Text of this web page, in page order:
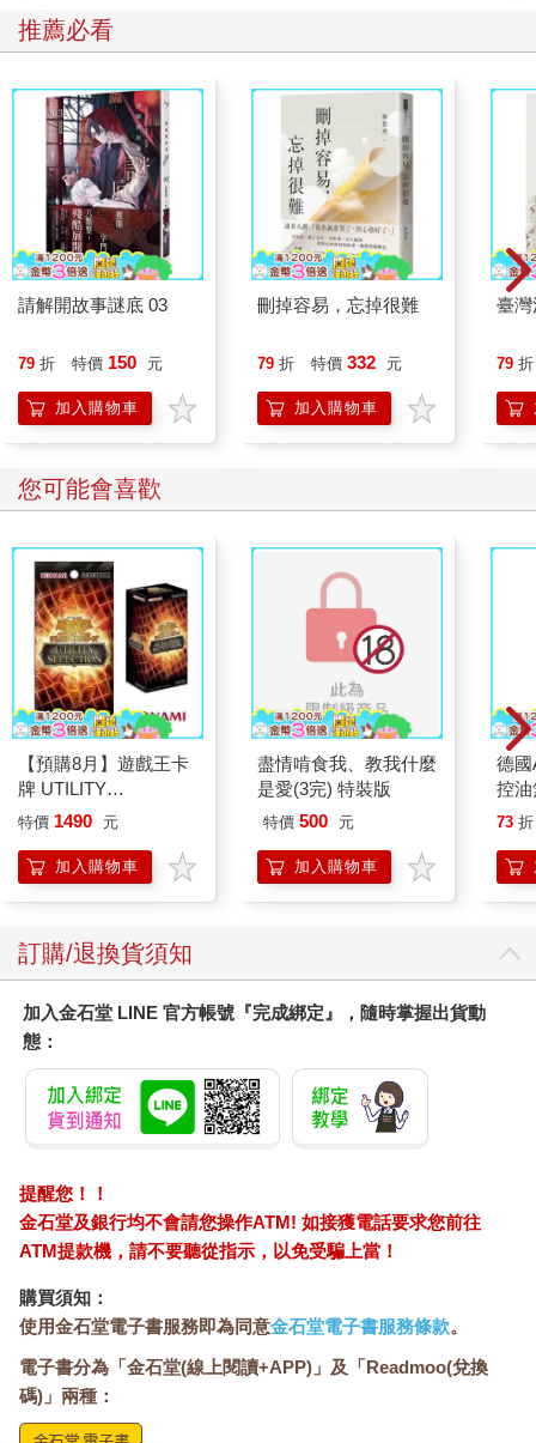
讀。如果將本書視為作者杜撰的故事去閱讀，那麼應該別有一番
樂趣。相反地，一旦將本書視為「一位偽學者撰寫的紀實文學」
話雖如此，若能承蒙閱讀到最後一頁，內心萌生「這個作者所說
的，其中或許有一點點真實性」的想法，則甚幸。本書所秉持
的，並非比較宗教學者的學術觀點，如果能透過闡述我個人感性
所感受到的異界魅力，多少幫助讀者拓展世界觀，對於獲得「自
由的精神」提供助益，實為本人無上光榮。
隱身於「黑森林」的大神
無可救藥熱愛溫泉的我，很愛台北市郊外的川湯溫泉。日本昭和
半是退休的高齡人士，一天之中會有好幾個小時都泡在那裡。其
茶，我也獲准加入裸體茶會，用笨拙的中文與大家交談也是樂趣
終點是「竹子湖」。好奇心強烈的我於是決定過川湯溫泉而不
入，直接到終點站去看看。在安全管理方面非常嚴苛的日本是不
可能的，台灣小巴竟然以高速疾駛於蜿蜒山路，往山上前進。終
於抵達「竹子湖」時，實際上並沒有湖，而是繡球花與海芋盛開
的濕地。
我繞過山菜料理餐廳，繼續朝人跡罕至的步道深處走去，最後輾
轉來到郁郁蒼蒼的杉木林。那裡細長杉木林立，樹根處是絨毛地
毯一般的翠綠廣闊山草。那是一座「黑森林」。雖然設有步道，
但是沒有任何標示，只能一路走進森林深處再折返，而那裡瀰漫
著一股獨特的氣息。
當我走到步道中段時，感受到左側深處有股非比尋常的靈力。那
裡也沒有祭祀著什麼，一般能量場大多會有巨岩或大樹，但是那
裡就只是一片繁密草叢，內心感到不可思議的同時，我就直接經
過。
說時遲那時快，我的妻子在雨水打濕的階梯上腳一滑，扭到腳
踝，是不搭著我的肩就無法行走的嚴重扭傷，結果費盡千辛萬苦
回到飯店，隔天就從機場飛回日本。
身分不明，但是在「黑森林」中，顯然有尊不知何方神聖的高神
雙手合十，就那麼直接經過……妻子的扭傷就是對我們的懲戒。
因此過沒多久，我們就再訪台灣，直接前往「黑森林」。這次絲
毫不敢懈怠，準備了酒、鹽、麻糬等供品。我們不懂台灣式祝禱
法，就從平常在日本群山中做的「二禮四拍一禮」開始做起，然
後念誦大祓式祝詞、《般若心經》《不動明王真言》等。
我的妻子熟稔一種名為「奄美舞」的宗教奉納舞，所以也為坐鎮
祇的存在，那次舞蹈也格外認真。結果，以下話語當下便降臨心
頭：
坐鎮此處的神祇，似乎是守護台灣國家整體的重要存在，好像也
在憂心當前台灣與中國的緊張關係。台灣有事，等同日本有事。
自此，我就決定要在「黑森林」中，專注祈求亞洲和平。
推薦必看
請解開故事謎底 03
79 折 特價 150 元
加入購物車
刪掉容易，忘掉很難
79 折 特價 332 元
加入購物車
臺
79 折
您可能會喜歡
【預購8月】遊戲王卡
牌 UTILITY
SELECTION UT-01 補
日文版（一盒）
特價 1490 元
加入購物車
盡情啃食我、教我什麼
是愛(3完) 特裝版
特價 500 元
加入購物車
德國
控
凝露
調
滋
73 折
訂購/退換貨須知
加入金石堂 LINE 官方帳號『完成綁定』，隨時掌握出貨動
態：
提醒您！！
金石堂及銀行均不會請您操作ATM! 如接獲電話要求您前往
ATM提款機，請不要聽從指示，以免受騙上當！
購買須知：
使用金石堂電子書服務即為同意金石堂電子書服務條款。
電子書分為「金石堂(線上閱讀+APP)」及「Readmoo(兌換
碼)」兩種：